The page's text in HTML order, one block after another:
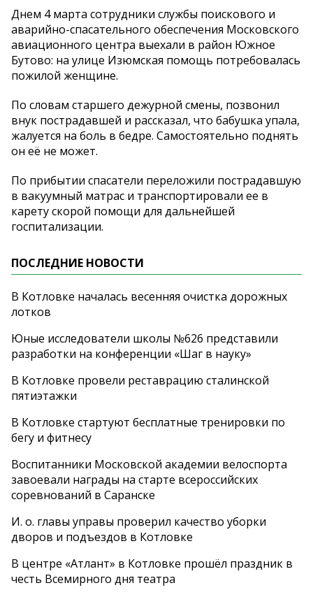
Днем 4 марта сотрудники службы поискового и
аварийно-спасательного обеспечения Московского
авиационного центра выехали в район Южное
Бутово: на улице Изюмская помощь потребовалась
пожилой женщине.
По словам старшего дежурной смены, позвонил
внук пострадавшей и рассказал, что бабушка упала,
жалуется на боль в бедре. Самостоятельно поднять
он её не может.
По прибытии спасатели переложили пострадавшую
в вакуумный матрас и транспортировали ее в
карету скорой помощи для дальнейшей
госпитализации.
ПОСЛЕДНИЕ НОВОСТИ
В Котловке началась весенняя очистка дорожных
лотков
Юные исследователи школы №626 представили
разработки на конференции «Шаг в науку»
В Котловке провели реставрацию сталинской
пятиэтажки
В Котловке стартуют бесплатные тренировки по
бегу и фитнесу
Воспитанники Московской академии велоспорта
завоевали награды на старте всероссийских
соревнований в Саранске
И. о. главы управы проверил качество уборки
дворов и подъездов в Котловке
В центре «Атлант» в Котловке прошёл праздник в
честь Всемирного дня театра